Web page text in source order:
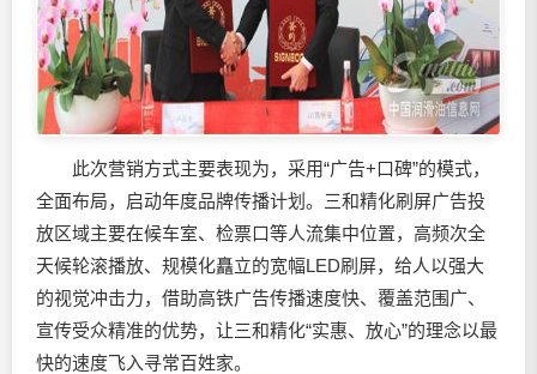
此次营销方式主要表现为，采用“广告+口碑”的模式，
全面布局，启动年度品牌传播计划。三和精化刷屏广告投
放区域主要在候车室、检票口等人流集中位置，高频次全
天候轮滚播放、规模化矗立的宽幅LED刷屏，给人以强大
的视觉冲击力，借助高铁广告传播速度快、覆盖范围广、
宣传受众精准的优势，让三和精化“实惠、放心”的理念以最
快的速度飞入寻常百姓家。